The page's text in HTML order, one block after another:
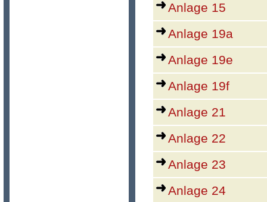
Anlage 15
Anlage 19a
Anlage 19e
Anlage 19f
Anlage 21
Anlage 22
Anlage 23
Anlage 24